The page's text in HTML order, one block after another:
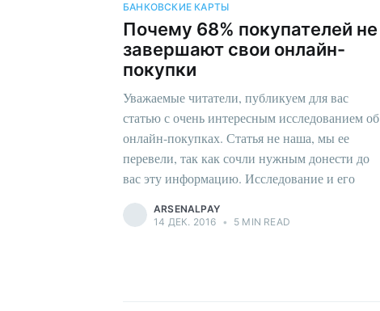
БАНКОВСКИЕ КАРТЫ
Почему 68% покупателей не
завершают свои онлайн-
покупки
Уважаемые читатели, публикуем для вас
статью с очень интересным исследованием об
онлайн-покупках. Статья не наша, мы ее
перевели, так как сочли нужным донести до
вас эту информацию. Исследование и его
ARSENALPAY
14 ДЕК. 2016 • 5 MIN READ